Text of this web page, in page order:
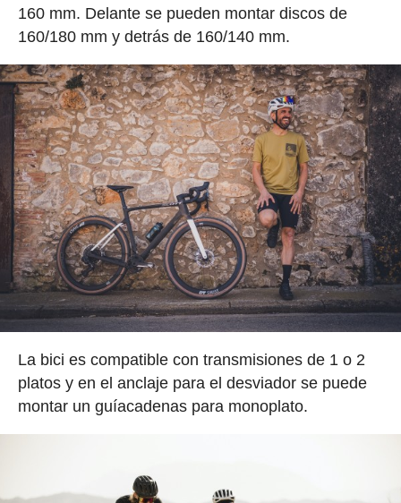
160 mm. Delante se pueden montar discos de
160/180 mm y detrás de 160/140 mm.
La bici es compatible con transmisiones de 1 o 2
platos y en el anclaje para el desviador se puede
montar un guíacadenas para monoplato.